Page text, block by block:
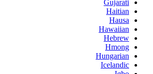
Gujarati
Haitian
Hausa
Hawaiian
Hebrew
Hmong
Hungarian
Icelandic